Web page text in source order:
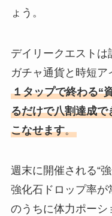
ょう。
デイリークエストは
ガチャ通貨と時短ア
１タップで終わる“
るだけで八割達成
こなせます。
週末に開催される“
強化石ドロップ率が
のうちに体力ポーシ